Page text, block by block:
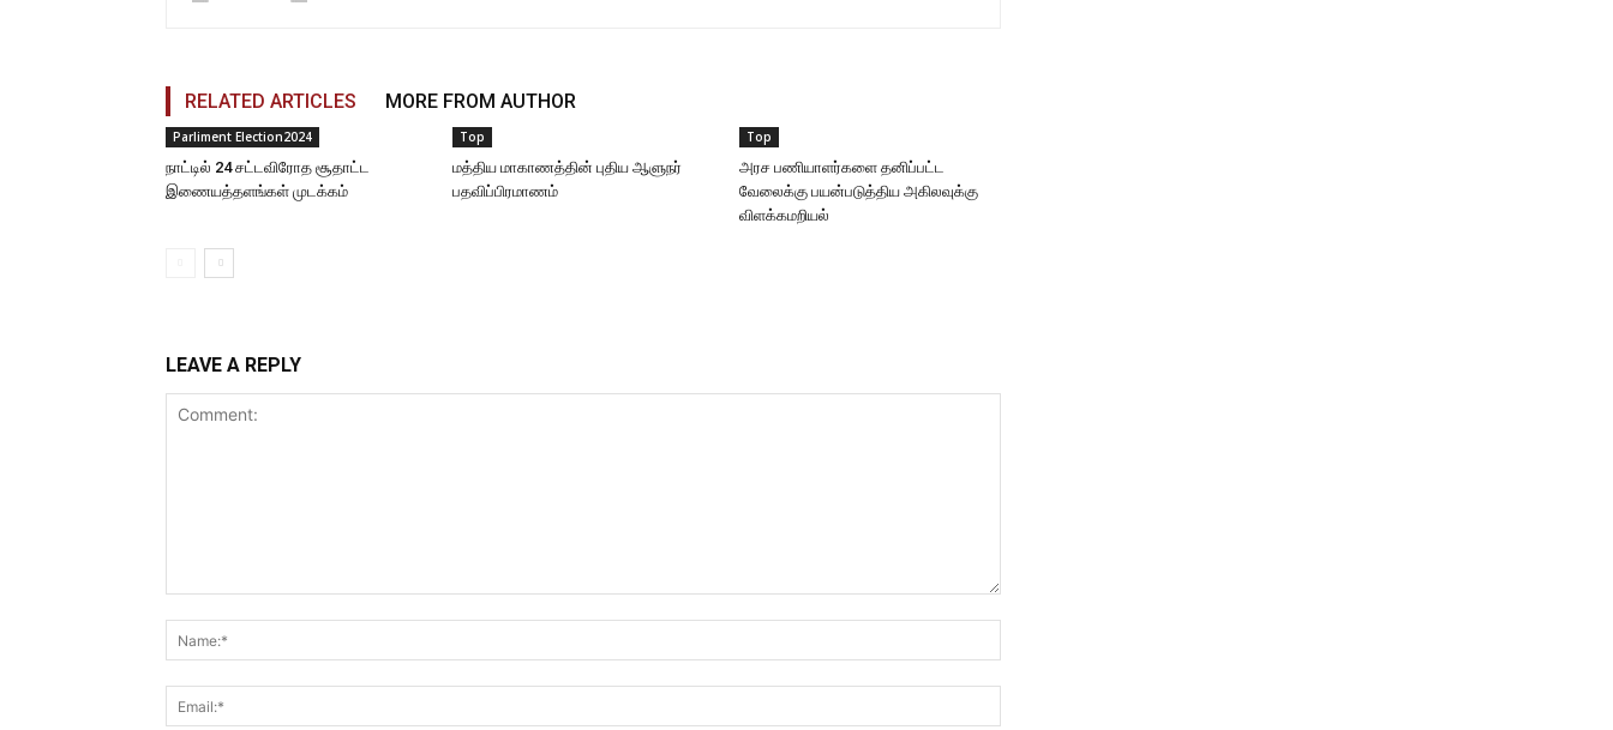
RELATED ARTICLES MORE FROM AUTHOR
Parliment Election2024
நாட்டில் 24 சட்டவிரோத சூதாட்ட
இணையத்தளங்கள் முடக்கம்
Top
மத்திய மாகாணத்தின் புதிய ஆளுநர்
பதவிப்பிரமாணம்
Top
அரச பணியாளர்களை தனிப்பட்ட
வேலைக்கு பயன்படுத்திய அகிலவுக்கு
விளக்கமறியல்
LEAVE A REPLY